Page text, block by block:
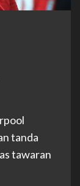
tanda
tawaran